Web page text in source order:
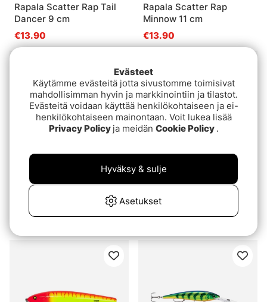
Rapala Scatter Rap Tail
Dancer 9 cm
€13.90
Rapala Scatter Rap
Minnow 11 cm
€13.90
Arvio:
Bandit Walley Deep 12cm
5.0 5:sta
Nils Master Invincible
Evästeet
Käytämme evästeitä jotta sivustomme toimisivat
mahdollisimman hyvin ja markkinointiin ja tilastot.
Evästeitä voidaan käyttää henkilökohtaiseen ja ei-
henkilökohtaiseen mainontaan. Voit lukea lisää
Privacy Policy ja meidän Cookie Policy .
Asetukset
Hyväksy & sulje